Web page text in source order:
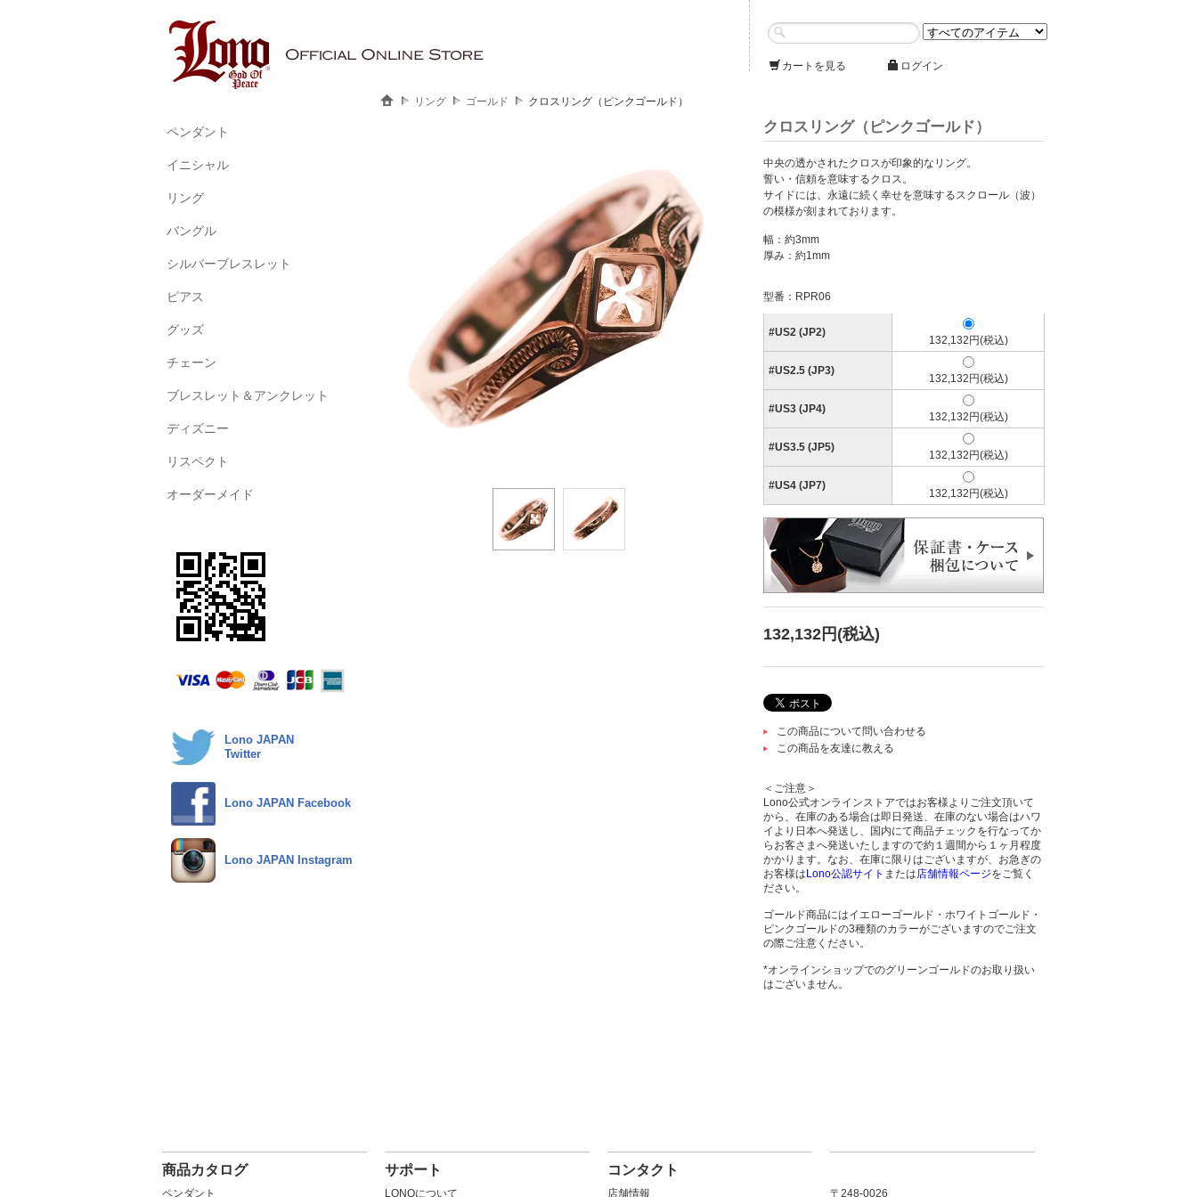
カートを見る ログイン
ペンダント
イニシャル
リング
バングル
シルバーブレスレット
ピアス
グッズ
チェーン
ブレスレット＆アンクレット
ディズニー
リスペクト
オーダーメイド
Lono JAPAN
Twitter
Lono JAPAN Facebook
Lono JAPAN Instagram
リング ゴールド クロスリング（ピンクゴールド）
クロスリング（ピンクゴールド）
中央の透かされたクロスが印象的なリング。
誓い・信頼を意味するクロス。
サイドには、永遠に続く幸せを意味するスクロール（波）
の模様が刻まれております。
幅：約3mm
厚み：約1mm
型番：RPR06
#US2 (JP2)
132,132円(税込)
#US2.5 (JP3)
132,132円(税込)
#US3 (JP4)
132,132円(税込)
#US3.5 (JP5)
132,132円(税込)
#US4 (JP7)
132,132円(税込)
132,132円(税込)
この商品について問い合わせる
この商品を友達に教える
＜ご注意＞
Lono公式オンラインストアではお客様よりご注文頂いて
から、在庫のある場合は即日発送、在庫のない場合はハワ
イより日本へ発送し、国内にて商品チェックを行なってか
らお客さまへ発送いたしますので約１週間から１ヶ月程度
かかります。なお、在庫に限りはございますが、お急ぎの
お客様は Lono公認サイト または店舗情報ページをご覧く
ださい。
ゴールド商品にはイエローゴールド・ホワイトゴールド・
ピンクゴールドの3種類のカラーがございますのでご注文
の際ご注意ください。
*オンラインショップでのグリーンゴールドのお取り扱い
はございません。
商品カタログ
ペンダント
サポート
LONOについて
コンタクト
店舗情報 〒248-0026